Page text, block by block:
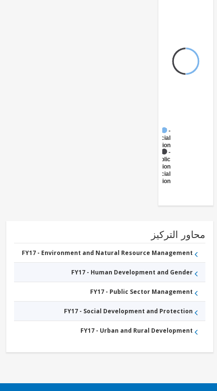
Protection
Administration
Protection
التركيز
FY17 - Environment and Natural Resource Management
FY17 - Human Development and Gender
FY17 - Public Sector Management
FY17 - Social Development and Protection
FY17 - Urban and Rural Development